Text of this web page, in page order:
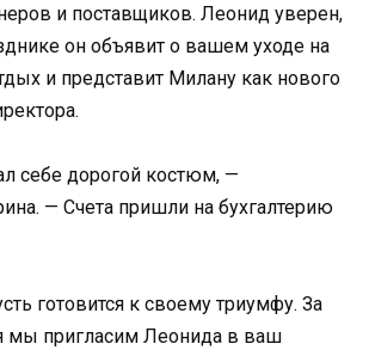
и поставщиков. Леонид уверен,
он объявит о вашем уходе на
и представит Милану как нового
себе дорогой костюм, —
— Счета пришли на бухгалтерию
готовится к своему триумфу. За
мы пригласим Леонида в ваш